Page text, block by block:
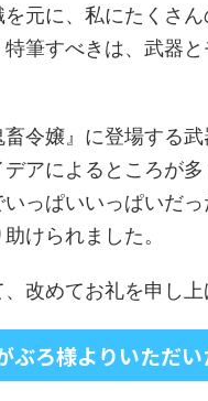
元に、私にたくさ
筆すべきは、武器
畜令嬢』に登場する
アによるところが
っぱいいっぱいだ
けられました。
改めてお礼を申し上
ぶろ様よりいただ